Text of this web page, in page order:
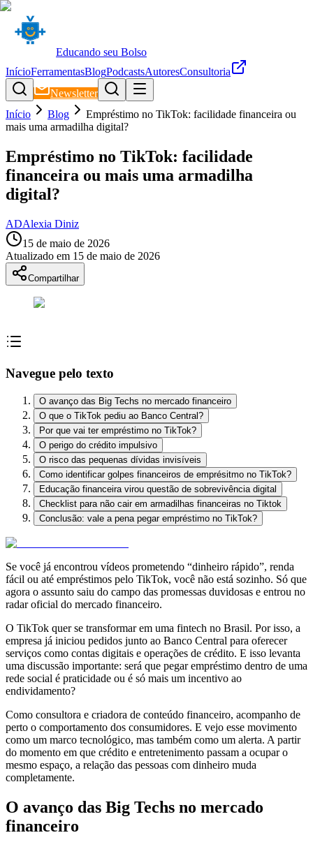
Educando seu Bolso
InícioFerramentasBlogPodcastsAutoresConsultoria
Newsletter
Início
Blog
Empréstimo no TikTok: facilidade financeira ou
mais uma armadilha digital?
Empréstimo no TikTok: facilidade
financeira ou mais uma armadilha
digital?
ADAlexia Diniz
15 de maio de 2026
Atualizado em 15 de maio de 2026
Compartilhar
Navegue pelo texto
O avanço das Big Techs no mercado financeiro
O que o TikTok pediu ao Banco Central?
Por que vai ter empréstimo no TikTok?
O perigo do crédito impulsivo
O risco das pequenas dívidas invisíveis
Como identificar golpes financeiros de emprésitmo no TikTok?
Educação financeira virou questão de sobrevivência digital
Checklist para não cair em armadilhas financeiras no Tiktok
Conclusão: vale a pena pegar empréstimo no TikTok?
Se você já encontrou vídeos prometendo “dinheiro rápido”, renda
fácil ou até empréstimos pelo TikTok, você não está sozinho. Só que
agora o assunto saiu do campo das promessas duvidosas e entrou no
radar oficial do mercado financeiro.
O TikTok quer se transformar em uma fintech no Brasil. Por isso, a
empresa já iniciou pedidos junto ao Banco Central para oferecer
serviços como contas digitais e operações de crédito. E isso levanta
uma discussão importante: será que pegar empréstimo dentro de uma
rede social é praticidade ou é só mais um incentivo ao
endividamento?
Como consultora e criadora de conteúdo financeiro, acompanho de
perto o comportamento dos consumidores. E vejo esse movimento
como um marco tecnológico, mas também como um alerta. A partir
do momento em que crédito e entretenimento passam a ocupar o
mesmo espaço, a relação das pessoas com dinheiro muda
completamente.
O avanço das Big Techs no mercado
financeiro